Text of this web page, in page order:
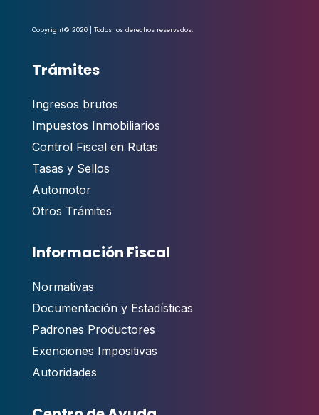
Copyright© 2026 | Todos los derechos reservados.
Trámites
Ingresos brutos
Impuestos Inmobiliarios
Control Fiscal en Rutas
Tasas y Sellos
Automotor
Otros Trámites
Información Fiscal
Normativas
Documentación y Estadísticas
Padrones Productores
Exenciones Impositivas
Autoridades